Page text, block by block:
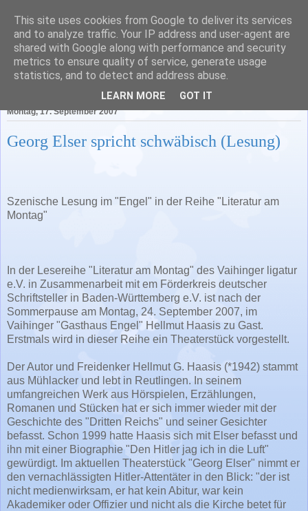
Literatur in Baden-
Württemberg
Montag, 17. September 2007
Georg Elser spricht schwäbisch (Lesung)
Szenische Lesung im "Engel" in der Reihe "Literatur am
Montag"
In der Lesereihe "Literatur am Montag" des Vaihinger ligatur
e.V. in Zusammenarbeit mit em Förderkreis deutscher
Schriftsteller in Baden-Württemberg e.V. ist nach der
Sommerpause am Montag, 24. September 2007, im
Vaihinger "Gasthaus Engel" Hellmut Haasis zu Gast.
Erstmals wird in dieser Reihe ein Theaterstück vorgestellt.
Der Autor und Freidenker Hellmut G. Haasis (*1942) stammt
aus Mühlacker und lebt in Reutlingen. In seinem
umfangreichen Werk aus Hörspielen, Erzählungen,
Romanen und Stücken hat er sich immer wieder mit der
Geschichte des "Dritten Reichs" und seiner Gesichter
befasst. Schon 1999 hatte Haasis sich mit Elser befasst und
ihn mit einer Biographie "Den Hitler jag ich in die Luft"
gewürdigt. Im aktuellen Theaterstück "Georg Elser" nimmt er
den vernachlässigten Hitler-Attentäter in den Blick: "der ist
nicht medienwirksam, er hat kein Abitur, war kein
Akademiker oder Offizier und nicht als die Kirche betet für
This site uses cookies from Google to deliver its services
and to analyze traffic. Your IP address and user-agent are
shared with Google along with performance and security
metrics to ensure quality of service, generate usage
statistics, and to detect and address abuse.
LEARN MORE GOT IT